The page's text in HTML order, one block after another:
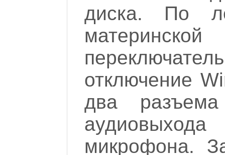
диска. По
отключение
два
микрофона.